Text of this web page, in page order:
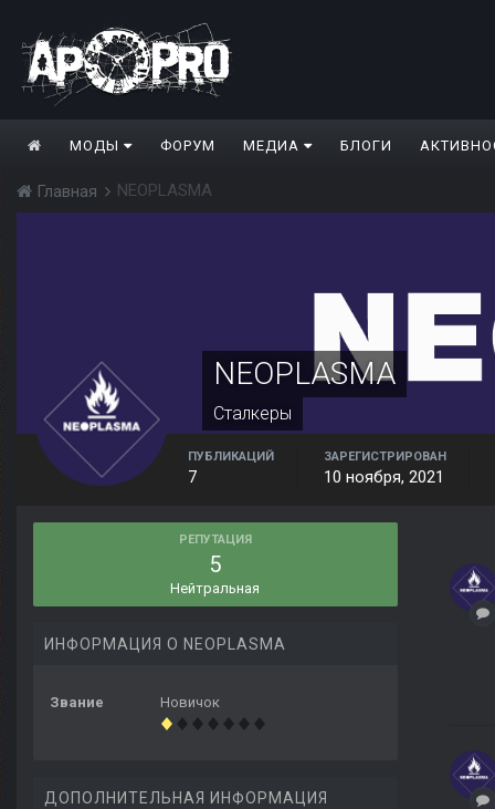
МОДЫ ФОРУМ МЕДИА БЛОГИ
Главная NEOPLASMA
NEOPLASMA
Сталкеры
ПУБЛИКАЦИЙ
7
ЗАРЕГИСТРИРОВАН
10 ноября, 2021
РЕПУТАЦИЯ
5
Нейтральная
ИНФОРМАЦИЯ О NEOPLASMA
Звание Новичок
ДОПОЛНИТЕЛЬНАЯ ИНФОРМАЦИЯ